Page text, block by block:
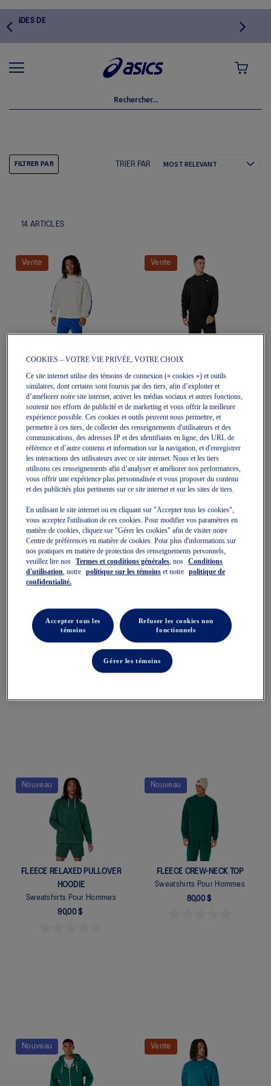
DE
MON
SWEATSHIRTS
14 ARTICLES
TRIER PAR
Vente
Sweatshirts Unisexe
89,99 $
105,00 $
Quickview
Vente
Sweatshirts Unisexe
89,99 $
105,00 $
Quickview
Nouveau
REFINED TEXTURE FLEECE
FULL ZIP TOP
Sweatshirts Pour Hommes
Quickview
Nouveau
REFINED TEXTURE FLEECE
FULL ZIP TOP
Sweatshirts Pour Hommes
Quickview
Nouveau
FLEECE RELAXED PULLOVER
HOODIE
Sweatshirts Pour Hommes
90,00 $
Quickview
Nouveau
FLEECE CREW-NECK TOP
Sweatshirts Pour Hommes
80,00 $
Nouveau
Vente
FILTRER PAR
COOKIES – VOTRE VIE PRIVÉE, VOTRE CHOIX
Ce site internet utilise des témoins de connexion (« cookies ») et outils
similaires, dont certains sont fournis par des tiers, afin d’exploiter et
d’améliorer notre site internet, activer les médias sociaux et autres fonctions,
soutenir nos efforts de publicité et de marketing et vous offrir la meilleure
expérience possible. Ces cookies et outils peuvent nous permettre, et
permettre à ces tiers, de collecter des renseignements d'utilisateurs et des
communications, des adresses IP et des identifiants en ligne, des URL de
référence et d’autre contenu et information sur la navigation, et d'enregistrer
les interactions des utilisateurs avec ce site internet. Nous et les tiers
utilisons ces renseignements afin d’analyser et améliorer nos performances,
vous offrir une expérience plus personnalisée et vous proposer du contenu
et des publicités plus pertinents sur ce site internet et sur les sites de tiers.
En utilisant le site internet ou en cliquant sur "Accepter tous les cookies",
vous acceptez l'utilisation de ces cookies. Pour modifier vos paramètres en
matière de cookies, cliquez sur "Gérer les cookies" afin de visiter notre
Centre de préférences en matière de cookies. Pour plus d'informations sur
nos pratiques en matière de protection des renseignements personnels,
veuillez lire nos
Termes et conditions générales, nos
Conditions
d'utilisation, notre politique sur les témoins et notre
politique de
confidentialité.
Refuser les cookies non
fonctionnels
Accepter tous les
témoins
Gérer les témoins